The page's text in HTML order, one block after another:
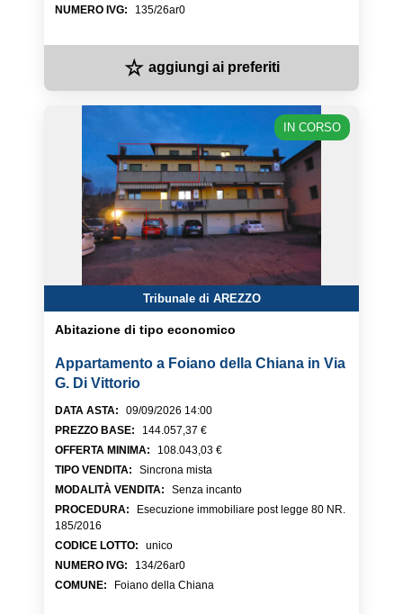
NUMERO IVG: 135/26ar0
☆ aggiungi ai preferiti
IN CORSO
Tribunale di AREZZO
Abitazione di tipo economico
Appartamento a Foiano della Chiana in Via
G. Di Vittorio
DATA ASTA:
09/09/2026 14:00
PREZZO BASE:
144.057,37 €
OFFERTA MINIMA:
108.043,03 €
TIPO VENDITA:
Sincrona mista
MODALITÀ VENDITA:
Senza incanto
PROCEDURA:
Esecuzione immobiliare post legge 80 NR.
185/2016
CODICE LOTTO:
unico
NUMERO IVG:
134/26ar0
COMUNE: Foiano della Chiana